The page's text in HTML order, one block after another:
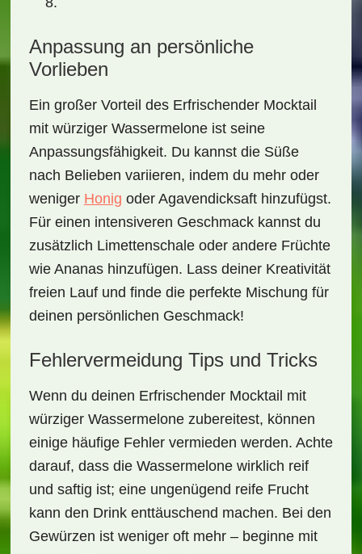
Anpassung an persönliche
Vorlieben
Ein großer Vorteil des Erfrischender Mocktail
mit würziger Wassermeloneist seine
Anpassungsfähigkeit. Du kannst die Süße
nach Belieben variieren, indem du mehr oder
weniger Honig oder Agavendicksaft hinzufügst.
Für einen intensiveren Geschmack kannst du
zusätzlich Limettenschaleoder andere Früchte
wie Ananas hinzufügen. Lass deiner Kreativität
freien Lauf und finde die perfekte Mischung für
deinen persönlichen Geschmack!
Fehlervermeidung Tips und Tricks
Wenn du deinen Erfrischender Mocktail mit
würziger Wassermelonezubereitest, können
einige häufige Fehler vermieden werden. Achte
darauf, dass die Wassermelone wirklich reif
und saftig ist; eine ungenügend reife Frucht
kann den Drink enttäuschend machen. Bei den
Gewürzen ist weniger oft mehr – beginne mit